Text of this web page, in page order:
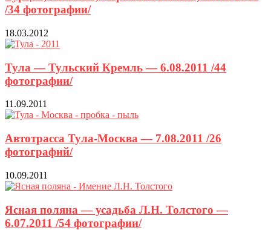
/34 фотографии/
18.03.2012
Тула — Тульский Кремль — 6.08.2011 /44
фотографии/
11.09.2011
Автотрасса Тула-Москва — 7.08.2011 /26
фотографий/
10.09.2011
Ясная поляна — усадьба Л.Н. Толстого —
6.07.2011 /54 фотографии/